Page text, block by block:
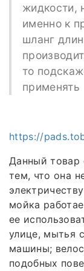
жидкости,
именно к
шланг
то
применять
https://
Данный товар
тем, что она
мойка
ее
улице, мытья
машины;
подобных